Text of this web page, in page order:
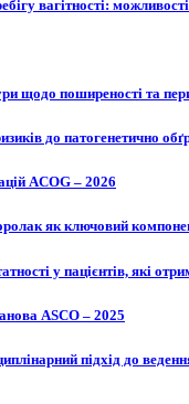
вагітності:
щодо поширеності та
до патогенетично
ACOG – 2026
як ключовий
у пацієнтів, які
ASCO – 2025
підхід до